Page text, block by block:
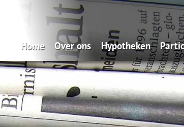
Home Over ons
Zo makkelijk: onze Service App
Wat doen wij?
Verzekeren
Hypotheken
Oeps, een
Actuele
Renteverwachting